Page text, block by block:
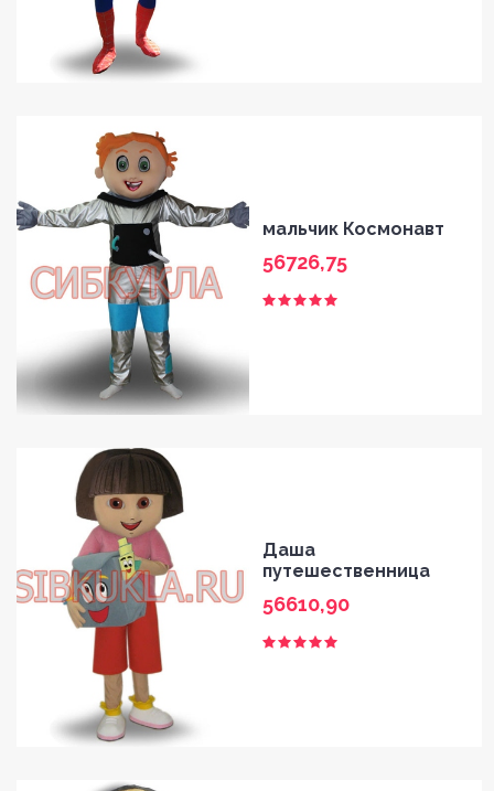
мальчик Космонавт
56726,75
Даша
путешественница
56610,90